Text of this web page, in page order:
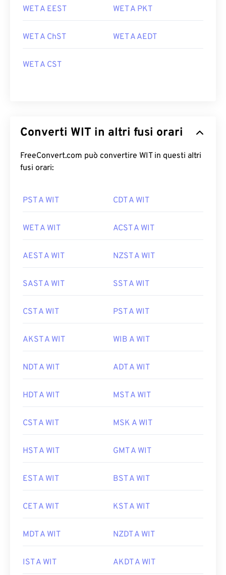
WET A EEST WET A PKT
WET A ChST WET A AEDT
WET A CST
Converti WIT in altri fusi orari
FreeConvert.com può convertire WIT in questi altri
fusi orari:
PST A WIT CDT A WIT
WET A WIT ACST A WIT
AEST A WIT NZST A WIT
SAST A WIT SST A WIT
CST A WIT PST A WIT
AKST A WIT WIB A WIT
NDT A WIT ADT A WIT
HDT A WIT MST A WIT
CST A WIT MSK A WIT
HST A WIT GMT A WIT
EST A WIT BST A WIT
CET A WIT KST A WIT
MDT A WIT NZDT A WIT
IST A WIT AKDT A WIT